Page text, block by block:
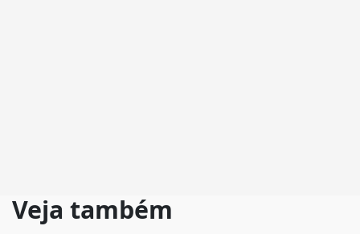
Veja também